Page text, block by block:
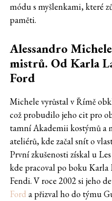
módu s myšlenkami, které
paměti.
Alessandro
mistrů. Od Karla
Ford
Michele vyrůstal v Římě
což probudilo jeho cit pro
tamní Akademii kostýmů a
ateliérů, kde začal snít o
První zkušenosti získal u
kde pracoval po boku
Fendi. V roce 2002 si jeho
Ford a přizval ho do týmu